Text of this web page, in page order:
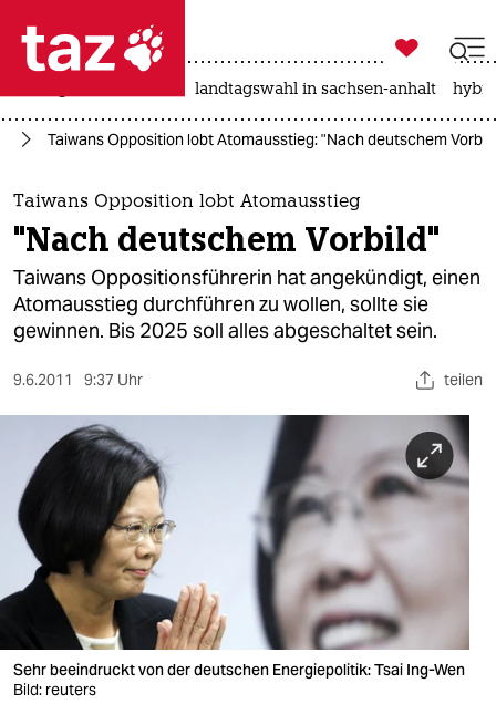
 taz zahl ich
taz zahl ich
themen
politik
öko
gesellschaft
sport
berlin
nord
wahrheit
verlag
verlag

taz zahl ich
landtagswahl in sachsen-anhalt
Taiwans Opposition lobt Atomausstieg: "Nach deutschem
Taiwans Opposition lobt Atomausstieg
"Nach deutschem Vorbild"
Taiwans Oppositionsführerin hat angekündigt, einen
Atomausstieg durchführen zu wollen, sollte sie
gewinnen. Bis 2025 soll alles abgeschaltet sein.
9.6.2011 9:37 Uhr teilen
Sehr beeindruckt von der deutschen Energiepolitik: Tsai Ing-Wen
Bild: reuters